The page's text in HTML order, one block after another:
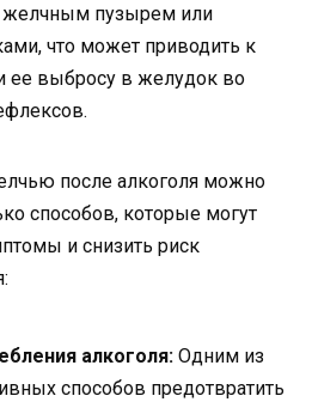
пузырем или
что может приводить к
ее выбросу в желудок во
после алкоголя можно
способов, которые могут
и снизить риск
алкоголя: Одним из
способов предотвратить